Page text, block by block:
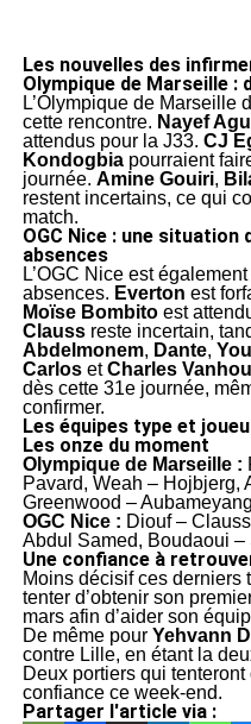
Les nouvelles des
Olympique de Marseille
L’Olympique de Marseille
cette rencontre. Nayef
attendus pour la J33. CJ
Kondogbiapourraient
journée. Amine Gouiri,
restent incertains, ce qui
match.
OGC Nice : une situation
absences
L’OGC Nice est
absences. Everton est
Moïse Bombitoest
Claussreste incertain,
Abdelmonem, Dante,
CarlosetCharles
dès cette 31e journée,
confirmer.
Les équipes type et
Les onze du moment
Olympique de Marseille :
Pavard, Weah – Hojbjerg,
Greenwood – Aubameyang
OGC Nice : Diouf –
Abdul Samed, Boudaoui –
Une confiance à
Moins décisif ces derniers
tenter d’obtenir son
mars afin d’aider son
De même pour Yehvann
contre Lille, en étant la
Deux portiers qui
confiance ce week-end.
Partager l'article via :